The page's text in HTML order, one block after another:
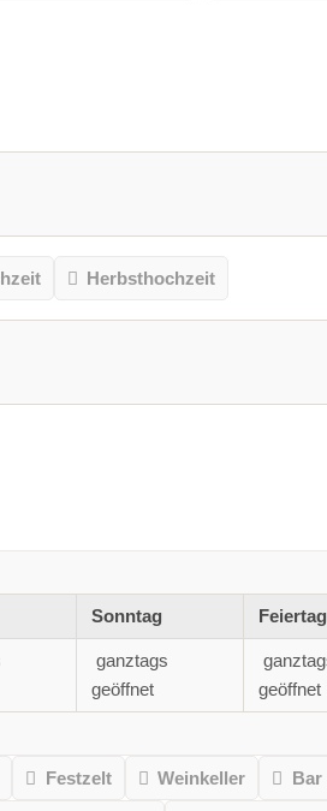
Herbsthochzeit
Sonntag
ganztags
geöffnet
geöffnet
Festzelt Weinkeller Bar